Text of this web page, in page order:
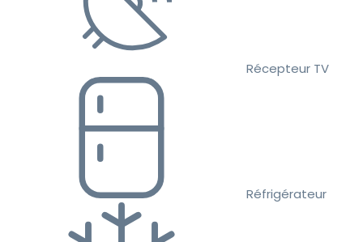
Récepteur TV
Réfrigérateur